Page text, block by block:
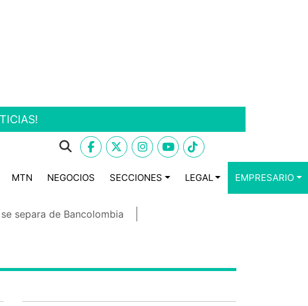
MTN NEGOCIOS SECCIONES LEGAL EMPRESARIO
separa de Bancolombia